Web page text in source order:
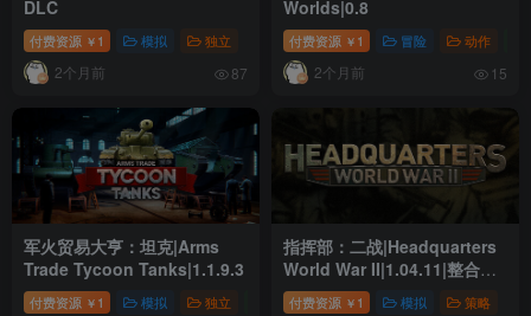
DLC
付费资源 ￥ 1 模拟 独立
2个月前 87
Worlds|0.8
付费资源 ￥ 1 冒险 动作
2个月前 15
军火贸易大亨：坦克|Arms
Trade Tycoon Tanks|1.1.9.3
付费资源 ￥ 1 模拟 独立 策略
指挥部：二战|Headquarters
World War II|1.04.11|整合全
DLC
付费资源 ￥ 1 模拟 策略